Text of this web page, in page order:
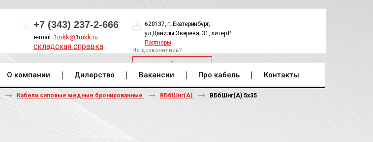
+7 (343) 237-2-666
e-mail: 1mkk@1mkk.ru
складская справка
620137, г. Екатеринбург,
ул.Данилы Зверева, 31, литер Р
Партнеры
Не дозвонились?
ОБРАТНЫЙ ЗВОНОК
О компании Дилерство Вакансии Про кабель Контакты
Кабели силовые медные бронированные ВБбШнг(А) ВБбШнг(A) 5х35